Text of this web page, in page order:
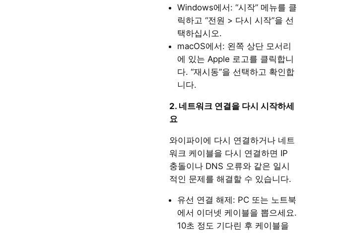
Windows에서: “시작” 메뉴를 클
릭하고 “전원 > 다시 시작”을 선
택하십시오.
macOS에서: 왼쪽 상단 모서리
에 있는 Apple 로고를 클릭합니
다. “재시동”을 선택하고 확인합
니다.
2. 네트워크 연결을 다시 시작하세
요
와이파이에 다시 연결하거나 네트
워크 케이블을 다시 연결하면 IP
충돌이나 DNS 오류와 같은 일시
적인 문제를 해결할 수 있습니다.
유선 연결 해제: PC 또는 노트북
에서 이더넷 케이블을 뽑으세요.
10초 정도 기다린 후 케이블을